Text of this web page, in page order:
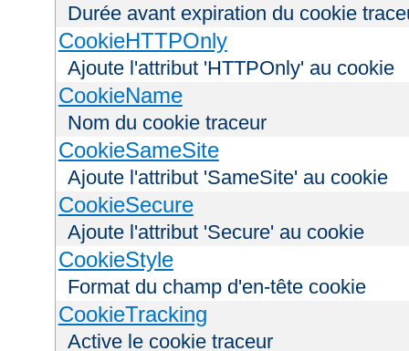
Durée avant expiration du cookie
CookieHTTPOnly
Ajoute l'attribut 'HTTPOnly' au cookie
CookieName
Nom du cookie traceur
CookieSameSite
Ajoute l'attribut 'SameSite' au cookie
CookieSecure
Ajoute l'attribut 'Secure' au cookie
CookieStyle
Format du champ d'en-tête cookie
CookieTracking
Active le cookie traceur